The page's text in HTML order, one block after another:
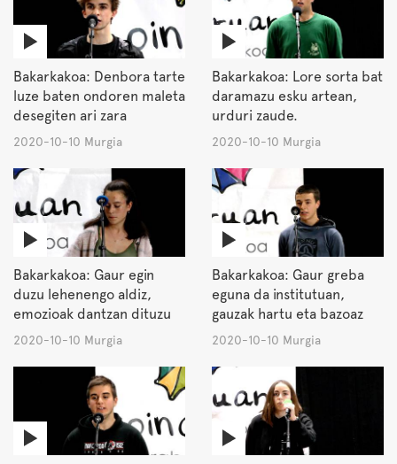
Bakarkakoa: Denbora tarte
luze baten ondoren maleta
desegiten ari zara
2020-10-10 Murgia
Bakarkakoa: Lore sorta bat
daramazu esku artean,
urduri zaude.
2020-10-10 Murgia
Bakarkakoa: Gaur egin
duzu lehenengo aldiz,
emozioak dantzan dituzu
2020-10-10 Murgia
Bakarkakoa: Gaur greba
eguna da institutuan,
gauzak hartu eta bazoaz
2020-10-10 Murgia